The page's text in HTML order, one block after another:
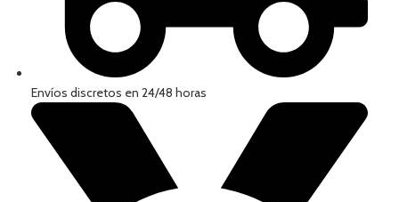
Envíos discretos en 24/48 horas